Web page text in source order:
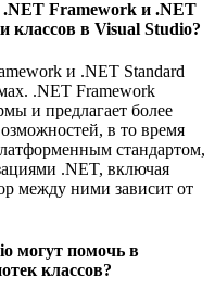
Framework и .NET
классов в Visual Studio?
и .NET Standard
.NET Framework
и предлагает более
в то время
стандартом,
.NET, включая
между ними зависит от
могут помочь в
классов?